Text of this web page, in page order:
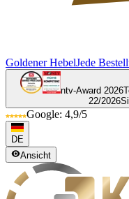
Goldener HebelJede
ntv-Award 2026
22/2026
Google: 4,9/5
DE
Ansicht